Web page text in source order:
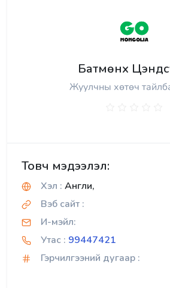
Батмөнх
Жуулчны хөтөч
Товч мэдээлэл:
Хэл : Англи,
Вэб сайт :
И-мэйл:
Утас : 99447421
Гэрчилгээний дугаар :